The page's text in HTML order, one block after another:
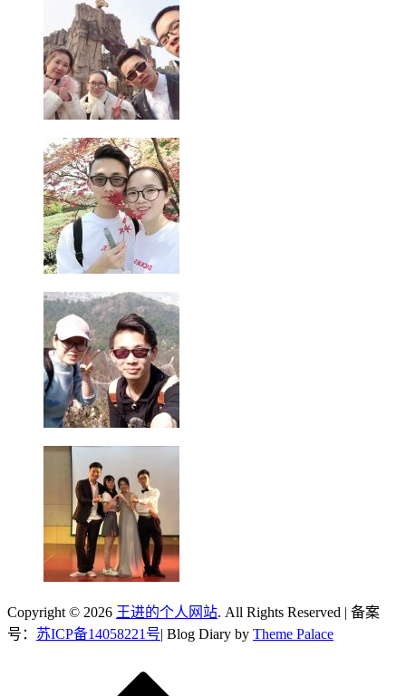
Copyright © 2026 王进的个人网站. All Rights Reserved | 备案
号： 苏ICP备14058221号| Blog Diary by Theme Palace